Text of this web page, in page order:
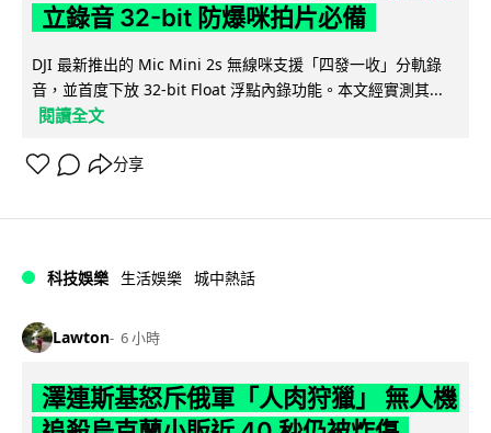
立錄音 32-bit 防爆咪拍片必備
DJI 最新推出的 Mic Mini 2s 無線咪支援「四發一收」分軌錄
音，並首度下放 32-bit Float 浮點內錄功能。本文經實測其...
閱讀全文
分享
科技娛樂 生活娛樂 城中熱話
Lawton 6 小時
澤連斯基怒斥俄軍「人肉狩獵」 無人機